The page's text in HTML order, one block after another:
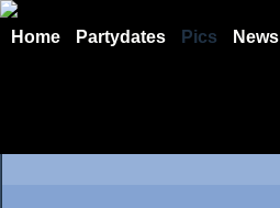
Home Partydates Pics News